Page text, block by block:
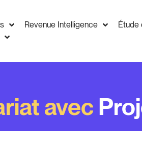
Revenue Intelligence Étude
avec